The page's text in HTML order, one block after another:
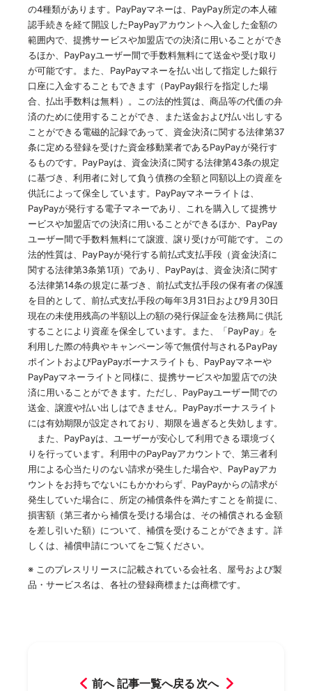
の4種類があります。PayPayマネーは、PayPay所定の本人確
認手続きを経て開設したPayPayアカウントへ入金した金額の
範囲内で、提携サービスや加盟店での決済に用いることができ
るほか、PayPayユーザー間で手数料無料にて送金や受け取り
が可能です。また、PayPayマネーを払い出して指定した銀行
口座に入金することもできます（PayPay銀行を指定した場
合、払出手数料は無料）。この法的性質は、商品等の代価の弁
済のために使用することができ、また送金および払い出しする
ことができる電磁的記録であって、資金決済に関する法律第37
条に定める登録を受けた資金移動業者であるPayPayが発行す
るものです。PayPayは、資金決済に関する法律第43条の規定
に基づき、利用者に対して負う債務の全額と同額以上の資産を
供託によって保全しています。PayPayマネーライトは、
PayPayが発行する電子マネーであり、これを購入して提携サ
ービスや加盟店での決済に用いることができるほか、PayPay
ユーザー間で手数料無料にて譲渡、譲り受けが可能です。この
法的性質は、PayPayが発行する前払式支払手段（資金決済に
関する法律第3条第1項）であり、PayPayは、資金決済に関す
る法律第14条の規定に基づき、前払式支払手段の保有者の保護
を目的として、前払式支払手段の毎年3月31日および9月30日
現在の未使用残高の半額以上の額の発行保証金を法務局に供託
することにより資産を保全しています。また、「PayPay」を
利用した際の特典やキャンペーン等で無償付与されるPayPay
ポイントおよびPayPayボーナスライトも、PayPayマネーや
PayPayマネーライトと同様に、提携サービスや加盟店での決
済に用いることができます。ただし、PayPayユーザー間での
送金、譲渡や払い出しはできません。PayPayボーナスライト
には有効期限が設定されており、期限を過ぎると失効します。
また、PayPayは、ユーザーが安心して利用できる環境づく
りを行っています。利用中のPayPayアカウントで、第三者利
用による心当たりのない請求が発生した場合や、PayPayアカ
ウントをお持ちでないにもかかわらず、PayPayからの請求が
発生していた場合に、所定の補償条件を満たすことを前提に、
損害額（第三者から補償を受ける場合は、その補償される金額
を差し引いた額）について、補償を受けることができます。詳
しくは、補償申請についてをご覧ください。
※ このプレスリリースに記載されている会社名、屋号および製
品・サービス名は、各社の登録商標または商標です。
前へ 記事一覧へ戻る 次へ